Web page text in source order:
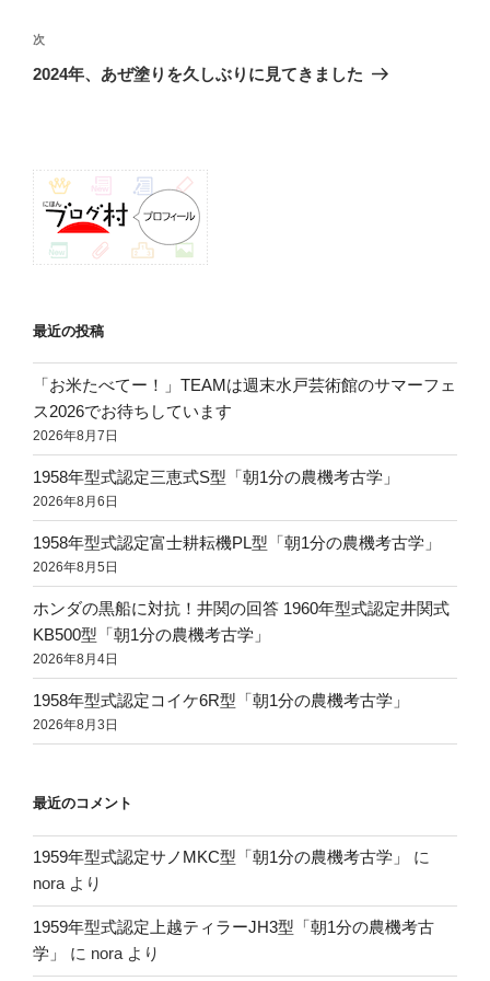
ゲ
ー
次
の
次
2024年、あぜ塗りを久しぶりに見てきました
最近の投稿
「お米たべてー！」TEAMは週末水戸芸術館のサマーフェ
ス2026でお待ちしています
2026年8月7日
1958年型式認定三恵式S型「朝1分の農機考古学」
2026年8月6日
1958年型式認定富士耕耘機PL型「朝1分の農機考古学」
2026年8月5日
ホンダの黒船に対抗！井関の回答 1960年型式認定井関式
KB500型「朝1分の農機考古学」
2026年8月4日
1958年型式認定コイケ6R型「朝1分の農機考古学」
2026年8月3日
最近のコメント
1959年型式認定サノMKC型「朝1分の農機考古学」
に
nora より
1959年型式認定上越ティラーJH3型「朝1分の農機考古
学」
に nora より